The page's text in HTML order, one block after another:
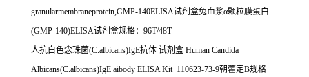
granularmembraneprotein,GMP-140ELISA试剂盒兔血浆α颗粒膜蛋白
(GMP-140)ELISA试剂盒规格： 96T/48T
人抗白色念珠菌(C.albicans)IgE抗体 试剂盒 Human Candida
Albicans(C.albicans)IgE aibody ELISA Kit 110623-73-9朝藿定B规格